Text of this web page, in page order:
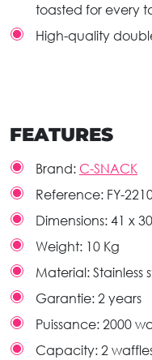
toasted for every
High-quality
FEATURES
Brand: C-SNACK
Reference: FY-
Dimensions: 41 x
Weight: 10 Kg
Material: Stainless
Garantie: 2 years
Puissance: 2000
Capacity: 2